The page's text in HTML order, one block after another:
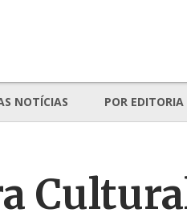
NOTÍCIAS POR EDITORIA